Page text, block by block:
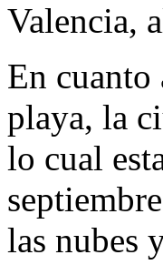
Valencia,
En cuanto
playa, la
lo cual
las nubes